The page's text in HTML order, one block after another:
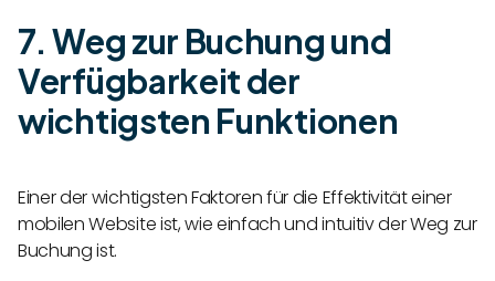
7. Weg zur Buchung und
Verfügbarkeit der
wichtigsten Funktionen
Einer der wichtigsten Faktoren für die Effektivität einer
mobilen Website ist, wie einfach und intuitiv der Weg zur
Buchung ist.